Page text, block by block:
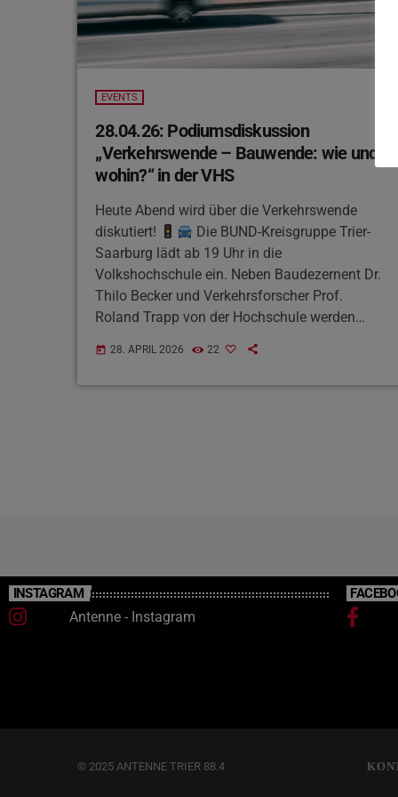
EVENTS
28.04.26: Podiumsdiskussion
„Verkehrswende – Bauwende: wie und
wohin?“ in der VHS
Heute Abend wird über die Verkehrswende
diskutiert!
Die BUND-Kreisgruppe Trier-
Saarburg lädt ab 19 Uhr in die
Volkshochschule ein. Neben Baudezernent Dr.
Thilo Becker und Verkehrsforscher Prof.
Roland Trapp von der Hochschule werden
Rheinland-Pfalz und des Saarlands auf dem
Podium sitzen. Start ist um 19 Uhr in Raum
today 28. APRIL 2026 22
INSTAGRAM
Antenne - Instagram
© 2025 ANTENNE TRIER 88.4